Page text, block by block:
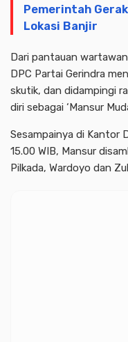
Pemerintah
Lokasi Banjir
Dari pantauan
DPC Partai Gerindra
skutik, dan didampingi
diri sebagai ‘Mansur
Sesampainya di Kantor
15.00 WIB, Mansur
Pilkada, Wardoyo dan